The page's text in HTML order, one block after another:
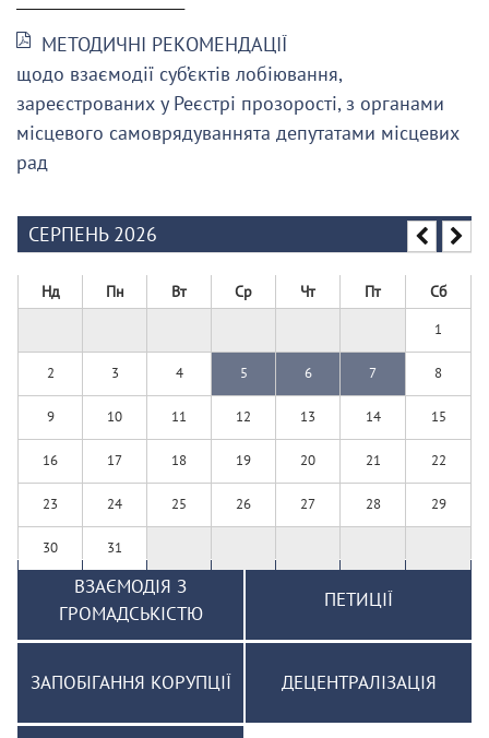
МЕТОДИЧНІ РЕКОМЕНДАЦІЇ
щодо взаємодії суб’єктів лобіювання,
зареєстрованих у Реєстрі прозорості, з органами
місцевого самоврядуваннята депутатами місцевих
рад
СЕРПЕНЬ 2026
Нд Пн Вт Ср Чт Пт Сб
1
2 3 4 5 6 7 8
9 10 11 12 13 14 15
16 17 18 19 20 21 22
23 24 25 26 27 28 29
30 31
ВЗАЄМОДІЯ З
ГРОМАДСЬКІСТЮ
ПЕТИЦІЇ
ЗАПОБІГАННЯ КОРУПЦІЇ ДЕЦЕНТРАЛІЗАЦІЯ